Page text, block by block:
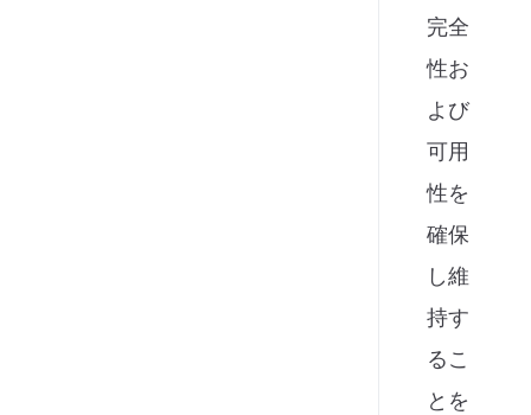
完全
性お
よび
可用
性を
確保
し維
持す
るこ
とを